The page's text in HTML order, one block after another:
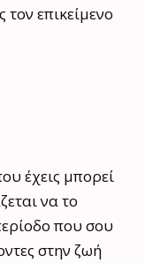
τον επικείμενο
έχεις μπορεί
να το
που σου
στην ζωή